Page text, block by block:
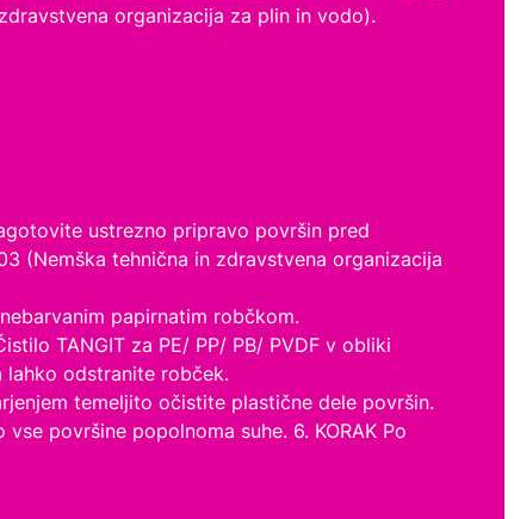
organizacija za plin in vodo).
ustrezno pripravo površin pred
(Nemška tehnična in zdravstvena organizacija
papirnatim robčkom.
TANGIT za PE/ PP/ PB/ PVDF v obliki
odstranite robček.
temeljito očistite plastične dele površin.
površine popolnoma suhe. 6. KORAK Po